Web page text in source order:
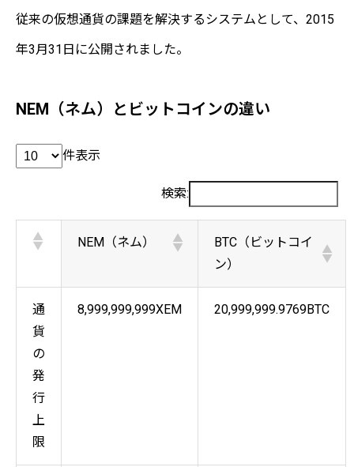
従来の仮想通貨の課題を解決するシステムとして、2015
年3月31日に公開されました。
NEM（ネム）とビットコインの違い
件表示
検索:
NEM（ネム）
BTC（ビットコイ
ン）
通
貨
の
発
行
上
限
8,999,999,999XEM 20,999,999.9769BTC